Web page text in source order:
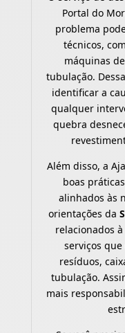
Portal do
problema
técnicos,
máquinas
tubulação.
identificar a
qualquer
quebra
Além disso, a
boas
alinhados às
orientações da
relacionados à
serviços
resíduos,
tubulação.
mais